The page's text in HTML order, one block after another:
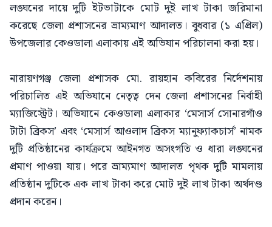
লঙ্ঘনের দায়ে দুটি ইটভাটাকে মোট দুই লাখ টাকা জরিমানা
করেছে জেলা প্রশাসনের ভ্রাম্যমাণ আদালত। বুধবার (১ এপ্রিল)
উপজেলার কেওডালা এলাকায় এই অভিযান পরিচালনা করা হয়।
নারায়ণগঞ্জ জেলা প্রশাসক মো. রায়হান কবিরের নির্দেশনায়
পরিচালিত এই অভিযানে নেতৃত্ব দেন জেলা প্রশাসনের নির্বাহী
ম্যাজিস্ট্রেট। অভিযানে কেওডালা এলাকার ‘মেসার্স সোনারগাঁও
টাটা ব্রিকস’ এবং ‘মেসার্স আওলাদ ব্রিকস ম্যানুফ্যাকচার্স’ নামক
দুটি প্রতিষ্ঠানের কার্যক্রমে আইনগত অসংগতি ও ধারা লঙ্ঘনের
প্রমাণ পাওয়া যায়। পরে ভ্রাম্যমাণ আদালত পৃথক দুটি মামলায়
প্রতিষ্ঠান দুটিকে এক লাখ টাকা করে মোট দুই লাখ টাকা অর্থদণ্ড
প্রদান করেন।